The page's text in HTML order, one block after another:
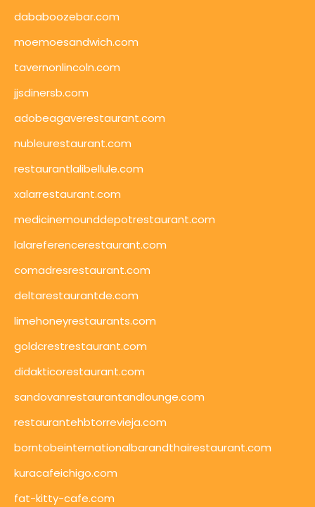
dababoozebar.com
moemoesandwich.com
tavernonlincoln.com
jjsdinersb.com
adobeagaverestaurant.com
nubleurestaurant.com
restaurantlalibellule.com
xalarrestaurant.com
medicinemounddepotrestaurant.com
lalareferencerestaurant.com
comadresrestaurant.com
deltarestaurantde.com
limehoneyrestaurants.com
goldcrestrestaurant.com
didakticorestaurant.com
sandovanrestaurantandlounge.com
restaurantehbtorrevieja.com
borntobeinternationalbarandthairestaurant.com
kuracafeichigo.com
fat-kitty-cafe.com